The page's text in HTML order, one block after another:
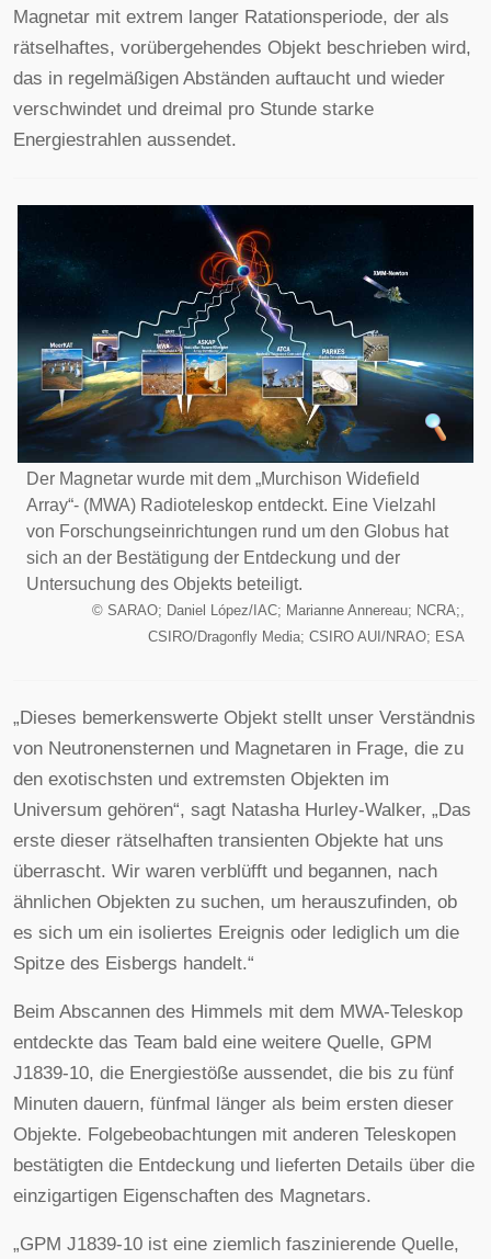
Magnetar mit extrem langer Ratationsperiode, der als
rätselhaftes, vorübergehendes Objekt beschrieben wird,
das in regelmäßigen Abständen auftaucht und wieder
verschwindet und dreimal pro Stunde starke
Energiestrahlen aussendet.
Der Magnetar wurde mit dem „Murchison Widefield
Array“- (MWA) Radioteleskop entdeckt. Eine Vielzahl
von Forschungseinrichtungen rund um den Globus hat
sich an der Bestätigung der Entdeckung und der
Untersuchung des Objekts beteiligt.
© SARAO; Daniel López/IAC; Marianne Annereau; NCRA;,
CSIRO/Dragonfly Media; CSIRO AUI/NRAO; ESA
„Dieses bemerkenswerte Objekt stellt unser Verständnis
von Neutronensternen und Magnetaren in Frage, die zu
den exotischsten und extremsten Objekten im
Universum gehören“, sagt Natasha Hurley-Walker, „Das
erste dieser rätselhaften transienten Objekte hat uns
überrascht. Wir waren verblüfft und begannen, nach
ähnlichen Objekten zu suchen, um herauszufinden, ob
es sich um ein isoliertes Ereignis oder lediglich um die
Spitze des Eisbergs handelt.“
Beim Abscannen des Himmels mit dem MWA-Teleskop
entdeckte das Team bald eine weitere Quelle, GPM
J1839-10, die Energiestöße aussendet, die bis zu fünf
Minuten dauern, fünfmal länger als beim ersten dieser
Objekte. Folgebeobachtungen mit anderen Teleskopen
bestätigten die Entdeckung und lieferten Details über die
einzigartigen Eigenschaften des Magnetars.
„GPM J1839-10 ist eine ziemlich faszinierende Quelle,